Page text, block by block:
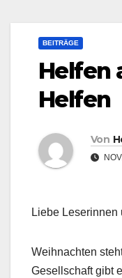
BEITRÄGE
Helfen
Helfen
Von
Liebe Leserinnen
Weihnachten
Gesellschaft gibt